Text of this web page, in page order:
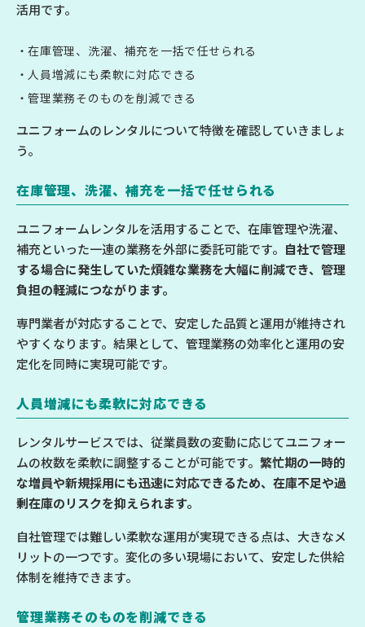
活用です。
在庫管理、洗濯、補充を一括で任せられる
人員増減にも柔軟に対応できる
管理業務そのものを削減できる
ユニフォームのレンタルについて特徴を確認していきましょ
う。
在庫管理、洗濯、補充を一括で任せられる
ユニフォームレンタルを活用することで、在庫管理や洗濯、
補充といった一連の業務を外部に委託可能です。 自社で管理
する場合に発生していた煩雑な業務を大幅に削減でき、管理
負担の軽減につながります。
専門業者が対応することで、安定した品質と運用が維持され
やすくなります。結果として、管理業務の効率化と運用の安
定化を同時に実現可能です。
人員増減にも柔軟に対応できる
レンタルサービスでは、従業員数の変動に応じてユニフォー
ムの枚数を柔軟に調整することが可能です。 繁忙期の一時的
な増員や新規採用にも迅速に対応できるため、在庫不足や過
剰在庫のリスクを抑えられます。
自社管理では難しい柔軟な運用が実現できる点は、大きなメ
リットの一つです。変化の多い現場において、安定した供給
体制を維持できます。
管理業務そのものを削減できる